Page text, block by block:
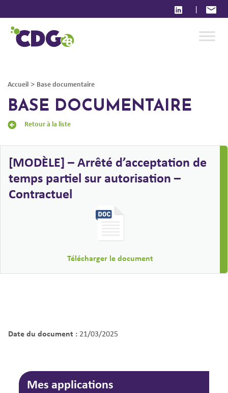
|
Accueil > Base documentaire
BASE DOCUMENTAIRE
Retour à la liste
[MODÈLE] – Arrêté d’acceptation de
temps partiel sur autorisation –
Contractuel
Télécharger le document
Date du document : 21/03/2025
Mes applications